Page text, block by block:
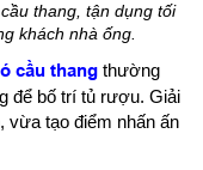
thang, tận dụng tối
khách nhà ống.
cầu thang thường
để bố trí tủ rượu. Giải
vừa tạo điểm nhấn ấn